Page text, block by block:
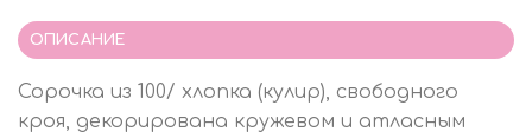
ОПИСАНИЕ
Сорочка из 100/ хлопка (кулир), свободного
кроя, декорирована кружевом и атласным